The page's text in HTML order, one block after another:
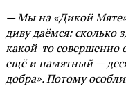
— Мы на «Дикой
диву даёмся: сколько
какой-то совершенно
ещё и памятный —
добра». Потому